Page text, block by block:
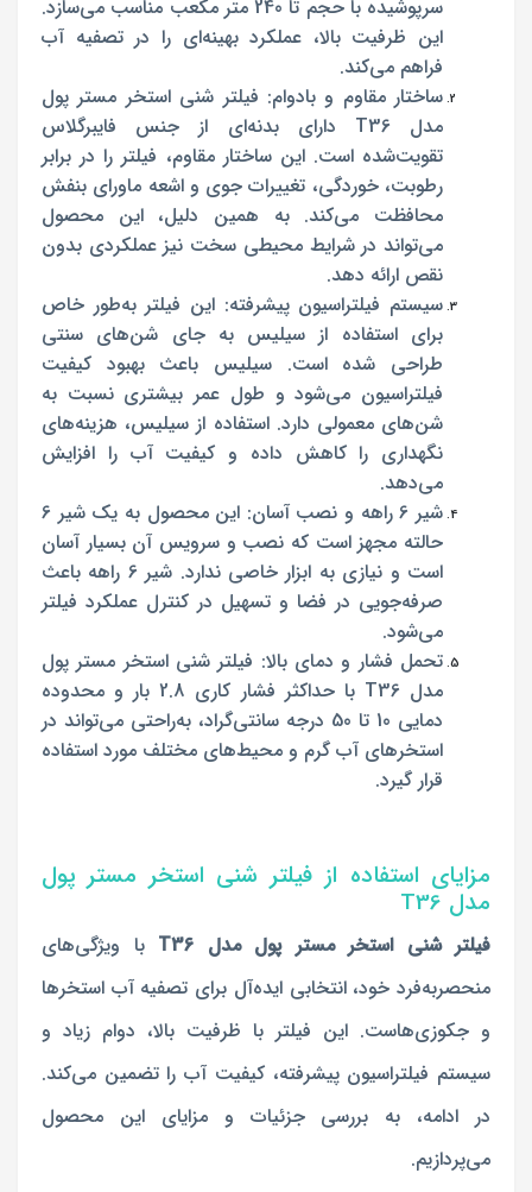
سرپوشیده با حجم تا 240 متر مکعب مناسب می‌سازد.
این ظرفیت بالا، عملکرد بهینه‌ای را در تصفیه آب
فراهم می‌کند.
ساختار مقاوم و بادوام: فیلتر شنی استخر مستر پول
مدل T36 دارای بدنه‌ای از جنس فایبرگلاس
تقویت‌شده است. این ساختار مقاوم، فیلتر را در برابر
رطوبت، خوردگی، تغییرات جوی و اشعه ماورای بنفش
محافظت می‌کند. به همین دلیل، این محصول
می‌تواند در شرایط محیطی سخت نیز عملکردی بدون
نقص ارائه دهد.
سیستم فیلتراسیون پیشرفته: این فیلتر به‌طور خاص
برای استفاده از سیلیس به جای شن‌های سنتی
طراحی شده است. سیلیس باعث بهبود کیفیت
فیلتراسیون می‌شود و طول عمر بیشتری نسبت به
شن‌های معمولی دارد. استفاده از سیلیس، هزینه‌های
نگهداری را کاهش داده و کیفیت آب را افزایش
می‌دهد.
شیر 6 راهه و نصب آسان: این محصول به یک شیر 6
حالته مجهز است که نصب و سرویس آن بسیار آسان
است و نیازی به ابزار خاصی ندارد. شیر 6 راهه باعث
صرفه‌جویی در فضا و تسهیل در کنترل عملکرد فیلتر
می‌شود.
تحمل فشار و دمای بالا: فیلتر شنی استخر مستر پول
مدل T36 با حداکثر فشار کاری 2.8 بار و محدوده
دمایی 10 تا 50 درجه سانتی‌گراد، به‌راحتی می‌تواند در
استخرهای آب گرم و محیط‌های مختلف مورد استفاده
قرار گیرد.
مزایای استفاده از فیلتر شنی استخر مستر پول
مدل T36
فیلتر شنی استخر مستر پول مدل T36
با ویژگی‌های
منحصربه‌فرد خود، انتخابی ایده‌آل برای تصفیه آب استخرها
و جکوزی‌هاست. این فیلتر با ظرفیت بالا، دوام زیاد و
سیستم فیلتراسیون پیشرفته، کیفیت آب را تضمین می‌کند.
در ادامه، به بررسی جزئیات و مزایای این محصول
می‌پردازیم.